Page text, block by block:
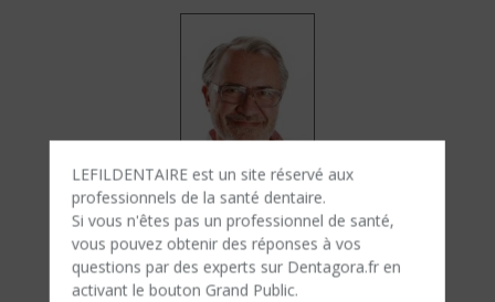
LEFILDENTAIRE est un site réservé aux
professionnels de la santé dentaire.
Si vous n'êtes​ pas un professionnel de santé,
vous pouvez obtenir des réponses à vos
questions par des experts sur Dentagora.fr en
activant le bouton Grand Public.
Dr. Jean-Louis GIOVANNOLI
Exercice limité à la parodontie